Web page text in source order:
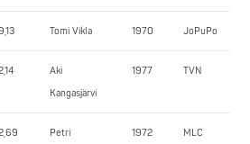
Tomi Vikla 1970 JoPuPo
Aki
Kangasjärvi
1977 TVN
Petri
1972 MLC